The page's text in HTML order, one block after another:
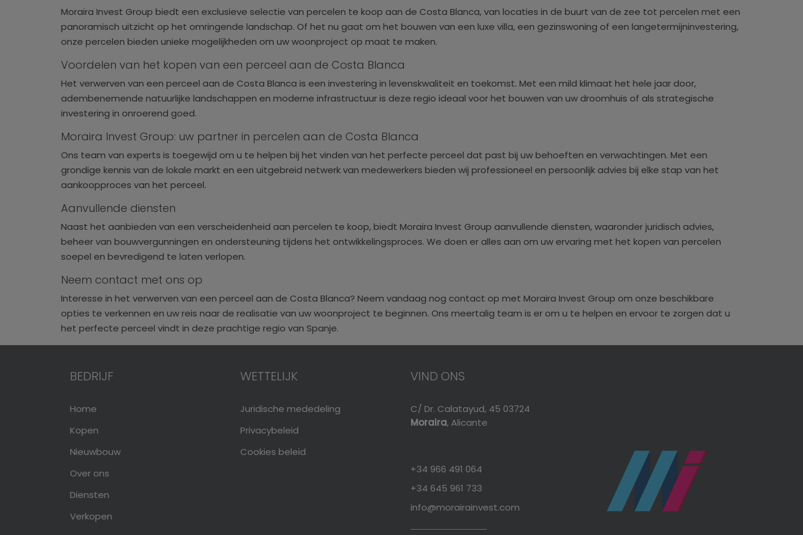
Moraira Invest Group biedt een exclusieve selectie van percelen te koop aan de Costa Blanca, van locaties in de buurt van de zee tot percelen met een
panoramisch uitzicht op het omringende landschap. Of het nu gaat om het bouwen van een luxe villa, een gezinswoning of een langetermijninvestering,
onze percelen bieden unieke mogelijkheden om uw woonproject op maat te maken.
Voordelen van het kopen van een perceel aan de Costa Blanca
Het verwerven van een perceel aan de Costa Blanca is een investering in levenskwaliteit en toekomst. Met een mild klimaat het hele jaar door,
adembenemende natuurlijke landschappen en moderne infrastructuur is deze regio ideaal voor het bouwen van uw droomhuis of als strategische
investering in onroerend goed.
Moraira Invest Group: uw partner in percelen aan de Costa Blanca
Ons team van experts is toegewijd om u te helpen bij het vinden van het perfecte perceel dat past bij uw behoeften en verwachtingen. Met een
grondige kennis van de lokale markt en een uitgebreid netwerk van medewerkers bieden wij professioneel en persoonlijk advies bij elke stap van het
aankoopproces van het perceel.
Aanvullende diensten
Naast het aanbieden van een verscheidenheid aan percelen te koop, biedt Moraira Invest Group aanvullende diensten, waaronder juridisch advies,
beheer van bouwvergunningen en ondersteuning tijdens het ontwikkelingsproces. We doen er alles aan om uw ervaring met het kopen van percelen
soepel en bevredigend te laten verlopen.
Neem contact met ons op
Interesse in het verwerven van een perceel aan de Costa Blanca? Neem vandaag nog contact op met Moraira Invest Group om onze beschikbare
opties te verkennen en uw reis naar de realisatie van uw woonproject te beginnen. Ons meertalig team is er om u te helpen en ervoor te zorgen dat u
het perfecte perceel vindt in deze prachtige regio van Spanje.
BEDRIJF
Home
Kopen
Nieuwbouw
Over ons
Diensten
Verkopen
WETTELIJK
Juridische mededeling
Privacybeleid
Cookies beleid
VIND ONS
C/ Dr. Calatayud, 45 03724
Moraira, Alicante
+34 966 491 064
+34 645 961 733
info@morairainvest.com